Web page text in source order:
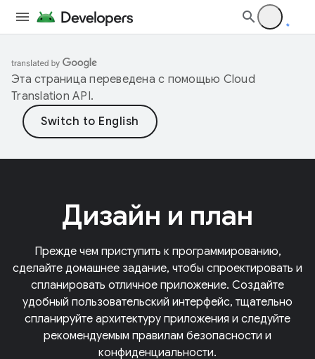
Эта страница переведена с помощью Cloud
Translation API.
Дизайн и план
Прежде чем приступить к программированию,
сделайте домашнее задание, чтобы спроектировать и
спланировать отличное приложение. Создайте
удобный пользовательский интерфейс, тщательно
спланируйте архитектуру приложения и следуйте
рекомендуемым правилам безопасности и
конфиденциальности.